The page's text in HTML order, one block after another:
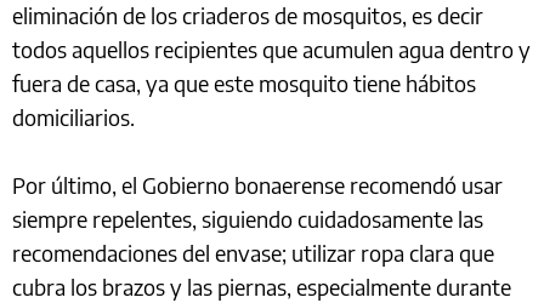
eliminación de los criaderos de mosquitos, es decir
todos aquellos recipientes que acumulen agua dentro y
fuera de casa, ya que este mosquito tiene hábitos
domiciliarios.
Por último, el Gobierno bonaerense recomendó usar
siempre repelentes, siguiendo cuidadosamente las
recomendaciones del envase; utilizar ropa clara que
cubra los brazos y las piernas, especialmente durante